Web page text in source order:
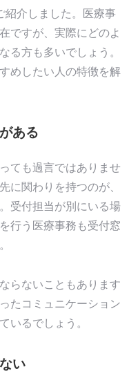
紹介しました。医療事
ですが、実際にどのよ
る方も多いでしょう。
めしたい人の特徴を解
ある
ても過言ではありませ
に関わりを持つのが、
受付担当が別にいる場
行う医療事務も受付窓
らないこともあります
たコミュニケーション
いるでしょう。
い